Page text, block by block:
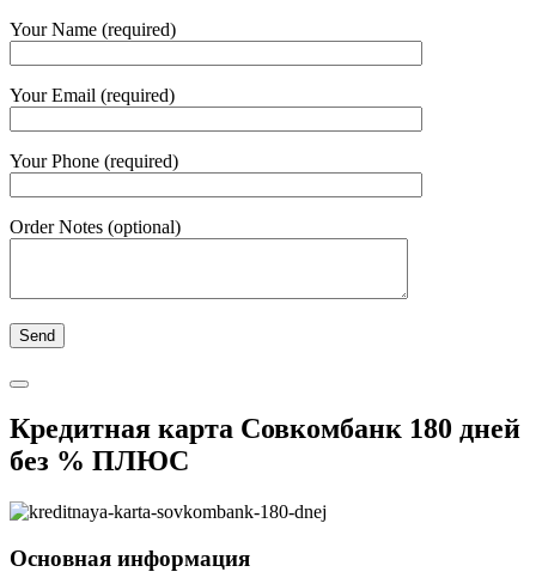
Your Name (required)
Your Email (required)
Your Phone (required)
Order Notes (optional)
Кредитная карта Совкомбанк 180 дней
без % ПЛЮС
Основная информация